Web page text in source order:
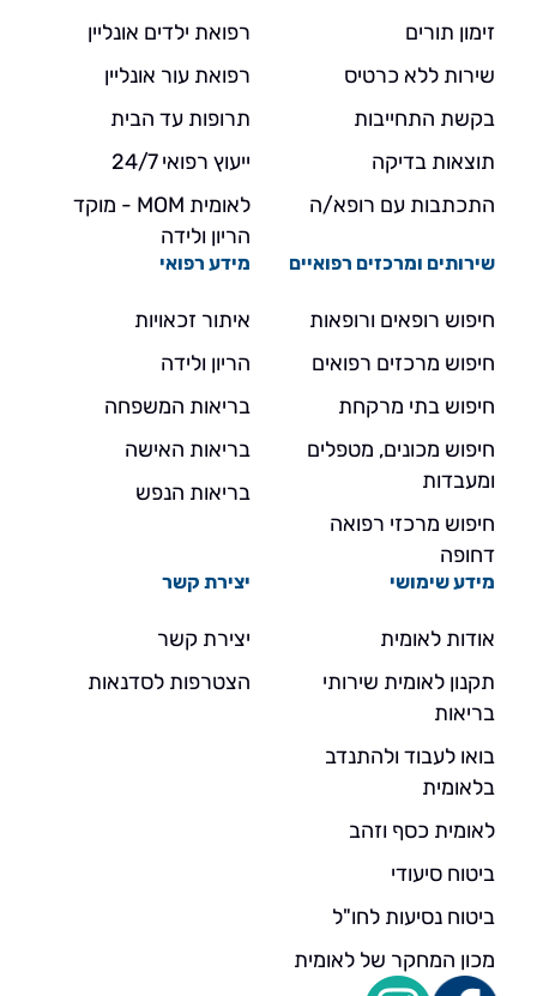
זימון תורים
שירות ללא כרטיס
בקשת התחייבות
תוצאות בדיקה
התכתבות עם רופא/ה
רפואת ילדים אונליין
רפואת עור אונליין
תרופות עד הבית
ייעוץ רפואי 24/7
לאומית MOM - מוקד
הריון ולידה
שירותים ומרכזים רפואיים
חיפוש רופאים ורופאות
חיפוש מרכזים רפואים
חיפוש בתי מרקחת
חיפוש מכונים, מטפלים
ומעבדות
חיפוש מרכזי רפואה
דחופה
מידע רפואי
איתור זכאויות
הריון ולידה
בריאות המשפחה
בריאות האישה
בריאות הנפש
מידע שימושי
אודות לאומית
תקנון לאומית שירותי
בריאות
בואו לעבוד ולהתנדב
בלאומית
לאומית כסף וזהב
ביטוח סיעודי
ביטוח נסיעות לחו"ל
מכון המחקר של לאומית
יצירת קשר
יצירת קשר
הצטרפות לסדנאות